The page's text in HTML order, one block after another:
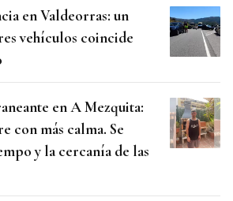
en Valdeorras: un
vehículos coincide
en A Mezquita:
con más calma. Se
y la cercanía de las